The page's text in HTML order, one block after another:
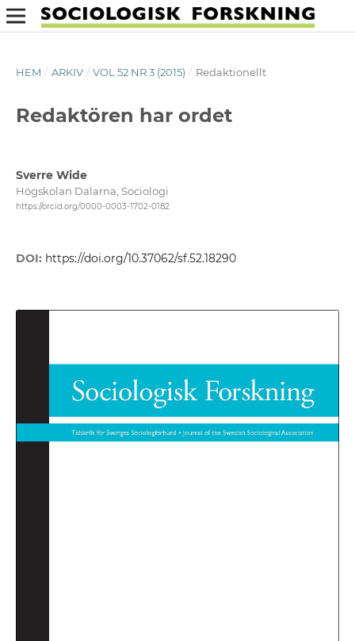
HEM / ARKIV / VOL 52 NR 3 (2015) / Redaktionellt
Redaktören har ordet
Sverre Wide
Högskolan Dalarna, Sociologi
https://orcid.org/0000-0003-1702-0182
DOI: https://doi.org/10.37062/sf.52.18290